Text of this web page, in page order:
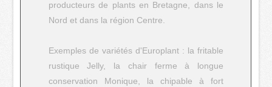
producteurs de plants en Bretagne, dans le
Nord et dans la région Centre.
Exemples de variétés d'Europlant : la fritable
rustique Jelly, la chair ferme à longue
conservation Monique, la chipable à fort